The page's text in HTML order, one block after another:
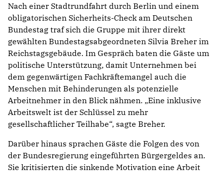
Nach einer Stadtrundfahrt durch Berlin und einem
obligatorischen Sicherheits-Check am Deutschen
Bundestag traf sich die Gruppe mit ihrer direkt
gewählten Bundestagsabgeordneten Silvia Breher im
Reichstagsgebäude. Im Gespräch baten die Gäste um
politische Unterstützung, damit Unternehmen bei
dem gegenwärtigen Fachkräftemangel auch die
Menschen mit Behinderungen als potenzielle
Arbeitnehmer in den Blick nähmen. „Eine inklusive
Arbeitswelt ist der Schlüssel zu mehr
gesellschaftlicher Teilhabe“, sagte Breher.
Darüber hinaus sprachen Gäste die Folgen des von
der Bundesregierung eingeführten Bürgergeldes an.
Sie kritisierten die sinkende Motivation eine Arbeit